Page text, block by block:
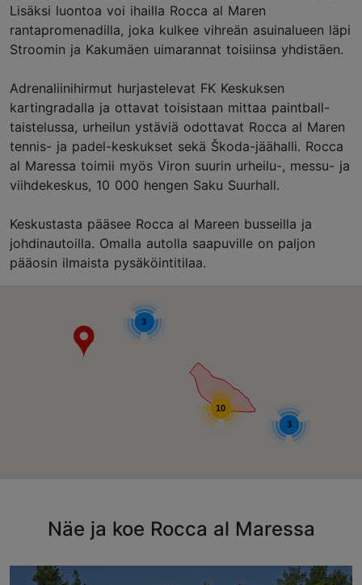
Lisäksi luontoa voi ihailla Rocca al Maren
rantapromenadilla, joka kulkee vihreän asuinalueen läpi
Stroomin ja Kakumäen uimarannat toisiinsa yhdistäen.
Adrenaliinihirmut hurjastelevat FK Keskuksen
kartingradalla ja ottavat toisistaan mittaa paintball-
taistelussa, urheilun ystäviä odottavat Rocca al Maren
tennis- ja padel-keskukset sekä Škoda-jäähalli. Rocca
al Maressa toimii myös Viron suurin urheilu-, messu- ja
viihdekeskus, 10 000 hengen Saku Suurhall.
Keskustasta pääsee Rocca al Mareen busseilla ja
johdinautoilla. Omalla autolla saapuville on paljon
pääosin ilmaista pysäköintitilaa.
10
3
3
Näe ja koe Rocca al Maressa